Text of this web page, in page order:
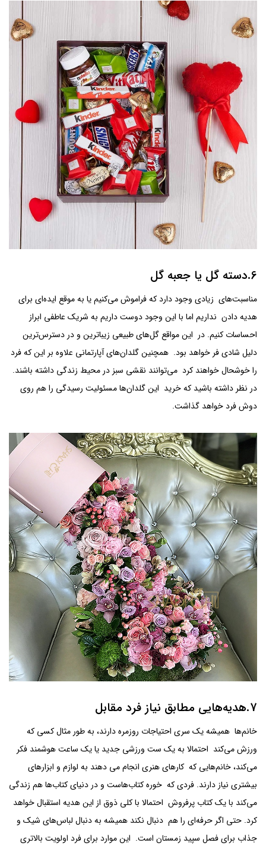
6.دسته گل یا جعبه گل
مناسبت‌های زیادی وجود دارد که فراموش می‌کنیم یا به موقع ایده‌ای برای
هدیه دادن نداریم اما با این وجود دوست داریم به شریک عاطفی ابراز
احساسات کنیم. در این مواقع گل‌های طبیعی زیباترین و در دسترس‌ترین
دلیل شادی فر خواهد بود. همچنین گلدان‌های آپارتمانی علاوه بر این که فرد
را خوشحال خواهند کرد می‌توانند نقشی سبز در محیط زندگی داشته باشند.
در نظر داشته باشید که خرید این گلدان‌ها مسئولیت رسیدگی را هم روی
دوش فرد خواهد گذاشت.
7.هدیه‌هایی مطابق نیاز فرد مقابل
خانم‌ها همیشه یک سری احتیاجات روزمره دارند، به طور مثال کسی که
ورزش می‌کند احتمالا به یک ست ورزشی جدید یا یک ساعت هوشمند فکر
می‌کند، خانم‌هایی که کارهای هنری انجام می دهند به لوازم و ابزارهای
بیشتری نیاز دارند. فردی که خوره کتاب‌هاست و در دنیای کتاب‌ها هم زندگی
می‌کند با یک کتاب پرفروش احتمالا با کلی ذوق از این هدیه استقبال خواهد
کرد. حتی اگر حرفه‌ای را هم دنبال نکند همیشه به دنبال لباس‌های شیک و
جذاب برای فصل سپید زمستان است. این موارد برای فرد اولویت بالاتری